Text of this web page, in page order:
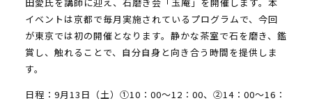
イベントは京都で毎月実施されているプログラムで、今回
が東京では初の開催となります。静かな茶室で石を磨き、鑑
賞し、触れることで、自分自身と向き合う時間を提供しま
す。
日程：9月13日（土）①10：00～12：00、②14：00～16：